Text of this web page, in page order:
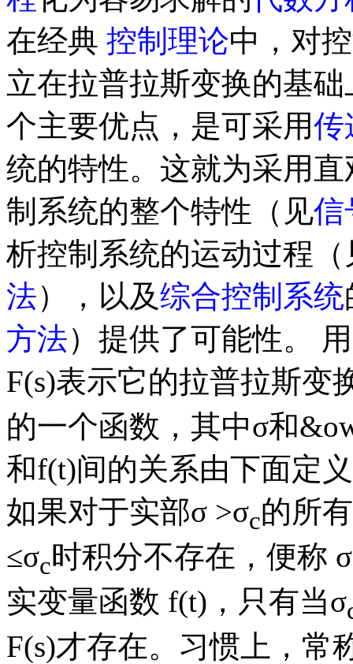
在经典 控制理论中，对
立在拉普拉斯变换的基
个主要优点，是可采用传
统的特性。这就为采用
制系统的整个特性（见信
析控制系统的运动过程（
法），以及综合控制系统
方法）提供了可能性。
F(s)表示它的拉普拉斯变
的一个函数，其中σ和
和f(t)间的关系由下面定
如果对于实部σ >σc的所
≤σc时积分不存在，便称 σ
实变量函数 f(t)，只有当σ
F(s)才存在。习惯上，常